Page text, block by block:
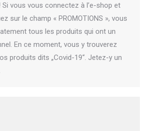
vous vous connectez à l’e-shop et
sur le champ « PROMOTIONS », vous
tous les produits qui ont un
En ce moment, vous y trouverez
produits dits „Covid-19“. Jetez-y un